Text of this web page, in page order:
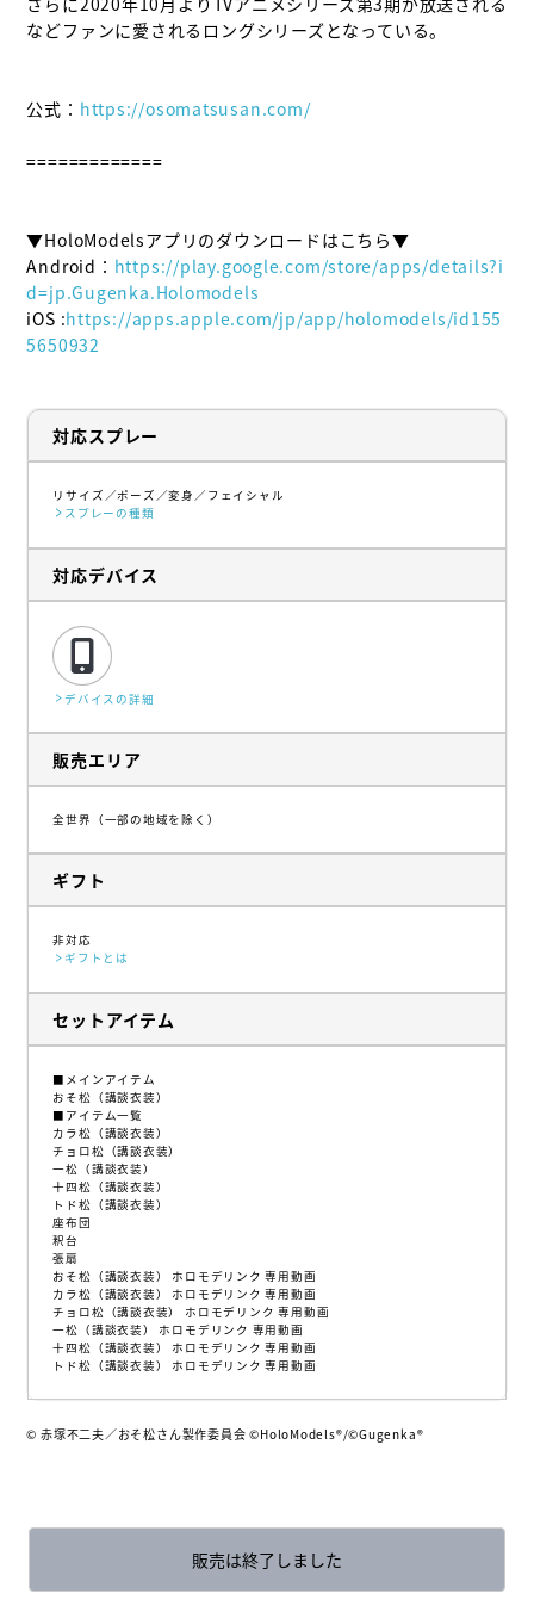
などファンに愛されるロングシリーズとなっている。
公式： https://osomatsusan.com/
=============
▼HoloModelsアプリのダウンロードはこちら▼
Android： https://play.google.com/store/apps/details?i
d=jp.Gugenka.Holomodels
iOS :https://apps.apple.com/jp/app/holomodels/id155
5650932
対応スプレー
リサイズ ポーズ 変身
フェイシャル
スプレーの種類
対応デバイス
デバイスの詳細
販売エリア
全世界（一部の地域を除く）
ギフト
非対応
ギフトとは
セットアイテム
■メインアイテム
おそ松（講談衣装）
■アイテム一覧
カラ松（講談衣装）
チョロ松（講談衣装）
一松（講談衣装）
十四松（講談衣装）
トド松（講談衣装）
座布団
釈台
張扇
おそ松（講談衣装） ホロモデリンク 専用動画
カラ松（講談衣装） ホロモデリンク 専用動画
チョロ松（講談衣装） ホロモデリンク 専用動画
一松（講談衣装） ホロモデリンク 専用動画
十四松（講談衣装） ホロモデリンク 専用動画
トド松（講談衣装） ホロモデリンク 専用動画
© 赤塚不二夫／おそ松さん製作委員会 ©HoloModels®︎/©Gugenka®
販売は終了しました